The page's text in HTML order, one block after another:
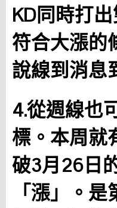
KD同時打
符合大漲的
說線到消息
4.從週線也
標。本周就
破3月26日
「漲」。